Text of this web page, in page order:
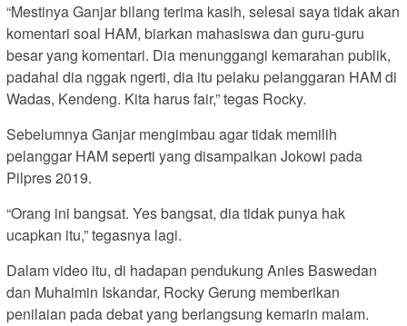
“Mestinya Ganjar bilang terima kasih, selesai saya tidak akan
komentari soal HAM, biarkan mahasiswa dan guru-guru
besar yang komentari. Dia menunggangi kemarahan publik,
padahal dia nggak ngerti, dia itu pelaku pelanggaran HAM di
Wadas, Kendeng. Kita harus fair,” tegas Rocky.
Sebelumnya Ganjar mengimbau agar tidak memilih
pelanggar HAM seperti yang disampaikan Jokowi pada
Pilpres 2019.
“Orang ini bangsat. Yes bangsat, dia tidak punya hak
ucapkan itu,” tegasnya lagi.
Dalam video itu, di hadapan pendukung Anies Baswedan
dan Muhaimin Iskandar, Rocky Gerung memberikan
penilaian pada debat yang berlangsung kemarin malam.